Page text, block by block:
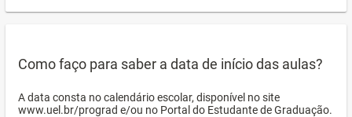
Como faço para saber a data de início das aulas?
A data consta no calendário escolar, disponível no site
www.uel.br/prograd e/ou no Portal do Estudante de Graduação.